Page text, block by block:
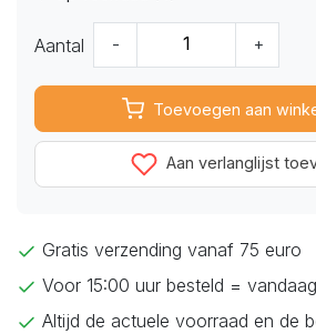
Aantal - +
Toevoegen aan
Aan verlanglijst
Gratis verzending vanaf 75 euro
Voor 15:00 uur besteld =
Altijd de actuele voorraad en de